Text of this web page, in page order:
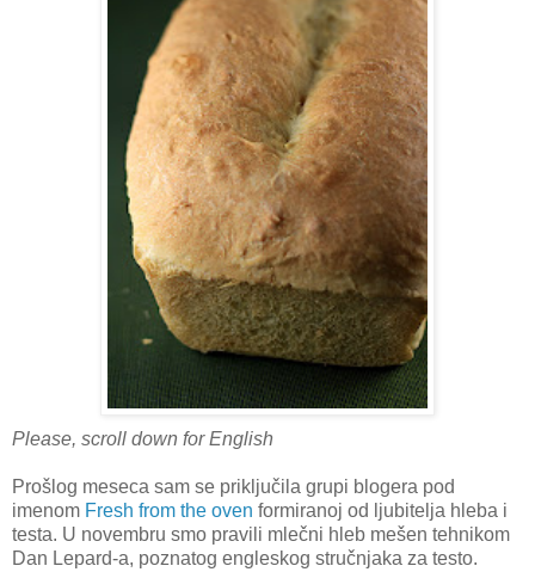
Please, scroll down for English
Prošlog meseca sam se priključila grupi blogera pod
imenom Fresh from the oven formiranoj od ljubitelja hleba i
testa. U novembru smo pravili mlečni hleb mešen tehnikom
Dan Lepard-a, poznatog engleskog stručnjaka za testo.